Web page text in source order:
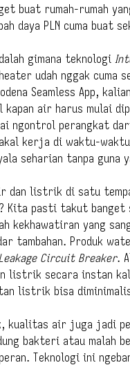
buat rumah-rumah
daya PLN cuma buat
gimana teknologi
udah nggak cuma
Seamless App,
air harus mulai
ngontrol perangkat
kerja di waktu-
seharian tanpa guna
dan listrik di satu
Kita pasti takut
kekhawatiran yang
tambahan. Produk
Circuit Breaker.
listrik secara instan
listrik bisa
kualitas air juga jadi
bakteri atau malah
Teknologi ini